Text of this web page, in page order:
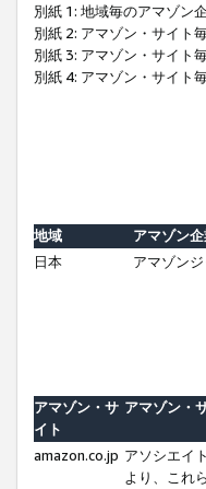
別紙 1: 地域毎のアマゾン
別紙 2: アマゾン・サイト
別紙 3: アマゾン・サイト
別紙 4: アマゾン・サイト
地域
アマゾン
日本
アマゾン
アマゾン・サ
イト
アマゾン・
amazon.co.jp アソシエイ
より、これ